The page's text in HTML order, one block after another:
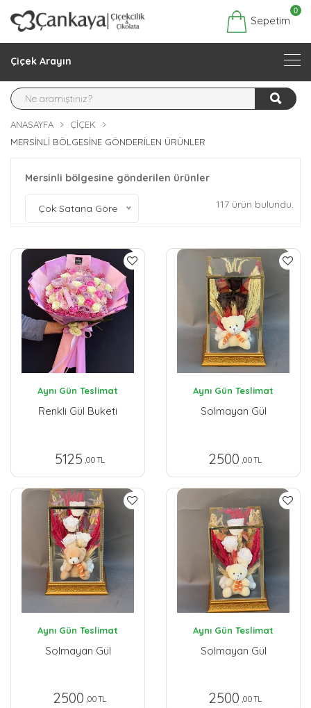
Sepetim
0
Çiçek Arayın
ANASAYFA
ÇIÇEK
MERSINLI BÖLGESINE GÖNDERILEN ÜRÜNLER
Mersinli bölgesine gönderilen ürünler
Çok Satana Göre 117 ürün bulundu.
Aynı Gün Teslimat
Renkli Gül Buketi
5125 ,00 TL
Aynı Gün Teslimat
Solmayan Gül
2500 ,00 TL
Aynı Gün Teslimat
Solmayan Gül
2500 ,00 TL
Aynı Gün Teslimat
Solmayan Gül
2500 ,00 TL